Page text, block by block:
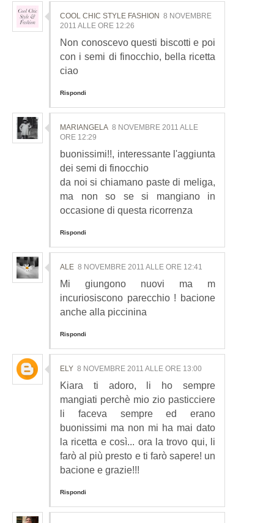
COOL CHIC STYLE FASHION 8 NOVEMBRE
2011 ALLE ORE 12:26
Non conoscevo questi biscotti e poi
con i semi di finocchio, bella ricetta
ciao
Rispondi
MARIANGELA 8 NOVEMBRE 2011 ALLE
ORE 12:29
buonissimi!!, interessante l'aggiunta
dei semi di finocchio
da noi si chiamano paste di meliga,
ma non so se si mangiano in
occasione di questa ricorrenza
Rispondi
ALE 8 NOVEMBRE 2011 ALLE ORE 12:41
Mi giungono nuovi ma m
incuriosiscono parecchio ! bacione
anche alla piccinina
Rispondi
ELY 8 NOVEMBRE 2011 ALLE ORE 13:00
Kiara ti adoro, li ho sempre
mangiati perchè mio zio pasticciere
li faceva sempre ed erano
buonissimi ma non mi ha mai dato
la ricetta e così... ora la trovo qui, li
farò al più presto e ti farò sapere! un
bacione e grazie!!!
Rispondi